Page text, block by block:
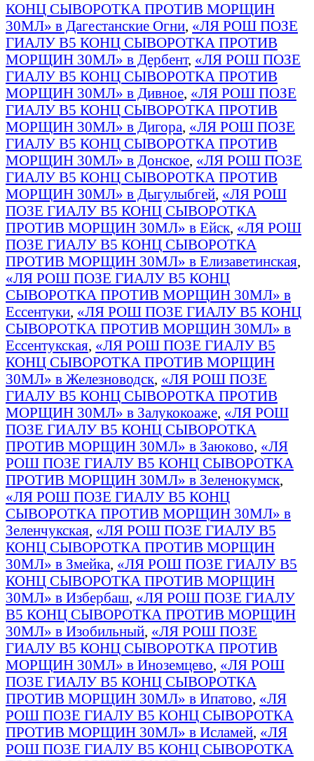
КОНЦ СЫВОРОТКА ПРОТИВ МОРЩИН
30МЛ» в Дагестанские Огни, «ЛЯ РОШ ПОЗЕ
ГИАЛУ B5 КОНЦ СЫВОРОТКА ПРОТИВ
МОРЩИН 30МЛ» в Дербент, «ЛЯ РОШ ПОЗЕ
ГИАЛУ B5 КОНЦ СЫВОРОТКА ПРОТИВ
МОРЩИН 30МЛ» в Дивное, «ЛЯ РОШ ПОЗЕ
ГИАЛУ B5 КОНЦ СЫВОРОТКА ПРОТИВ
МОРЩИН 30МЛ» в Дигора, «ЛЯ РОШ ПОЗЕ
ГИАЛУ B5 КОНЦ СЫВОРОТКА ПРОТИВ
МОРЩИН 30МЛ» в Донское, «ЛЯ РОШ ПОЗЕ
ГИАЛУ B5 КОНЦ СЫВОРОТКА ПРОТИВ
МОРЩИН 30МЛ» в Дыгулыбгей, «ЛЯ РОШ
ПОЗЕ ГИАЛУ B5 КОНЦ СЫВОРОТКА
ПРОТИВ МОРЩИН 30МЛ» в Ейск, «ЛЯ РОШ
ПОЗЕ ГИАЛУ B5 КОНЦ СЫВОРОТКА
ПРОТИВ МОРЩИН 30МЛ» в Елизаветинская,
«ЛЯ РОШ ПОЗЕ ГИАЛУ B5 КОНЦ
СЫВОРОТКА ПРОТИВ МОРЩИН 30МЛ» в
Ессентуки, «ЛЯ РОШ ПОЗЕ ГИАЛУ B5 КОНЦ
СЫВОРОТКА ПРОТИВ МОРЩИН 30МЛ» в
Ессентукская, «ЛЯ РОШ ПОЗЕ ГИАЛУ B5
КОНЦ СЫВОРОТКА ПРОТИВ МОРЩИН
30МЛ» в Железноводск, «ЛЯ РОШ ПОЗЕ
ГИАЛУ B5 КОНЦ СЫВОРОТКА ПРОТИВ
МОРЩИН 30МЛ» в Залукокоаже, «ЛЯ РОШ
ПОЗЕ ГИАЛУ B5 КОНЦ СЫВОРОТКА
ПРОТИВ МОРЩИН 30МЛ» в Заюково, «ЛЯ
РОШ ПОЗЕ ГИАЛУ B5 КОНЦ СЫВОРОТКА
ПРОТИВ МОРЩИН 30МЛ» в Зеленокумск,
«ЛЯ РОШ ПОЗЕ ГИАЛУ B5 КОНЦ
СЫВОРОТКА ПРОТИВ МОРЩИН 30МЛ» в
Зеленчукская, «ЛЯ РОШ ПОЗЕ ГИАЛУ B5
КОНЦ СЫВОРОТКА ПРОТИВ МОРЩИН
30МЛ» в Змейка, «ЛЯ РОШ ПОЗЕ ГИАЛУ B5
КОНЦ СЫВОРОТКА ПРОТИВ МОРЩИН
30МЛ» в Избербаш, «ЛЯ РОШ ПОЗЕ ГИАЛУ
B5 КОНЦ СЫВОРОТКА ПРОТИВ МОРЩИН
30МЛ» в Изобильный, «ЛЯ РОШ ПОЗЕ
ГИАЛУ B5 КОНЦ СЫВОРОТКА ПРОТИВ
МОРЩИН 30МЛ» в Иноземцево, «ЛЯ РОШ
ПОЗЕ ГИАЛУ B5 КОНЦ СЫВОРОТКА
ПРОТИВ МОРЩИН 30МЛ» в Ипатово, «ЛЯ
РОШ ПОЗЕ ГИАЛУ B5 КОНЦ СЫВОРОТКА
ПРОТИВ МОРЩИН 30МЛ» в Исламей, «ЛЯ
РОШ ПОЗЕ ГИАЛУ B5 КОНЦ СЫВОРОТКА